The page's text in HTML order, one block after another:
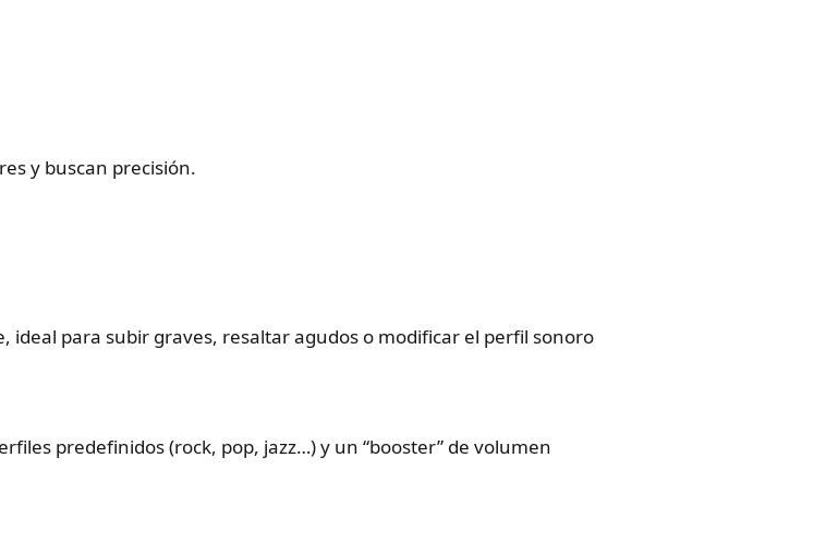
y buscan precisión.
ideal para subir graves, resaltar agudos o modificar el perfil sonoro
predefinidos (rock, pop, jazz…) y un “booster” de volumen